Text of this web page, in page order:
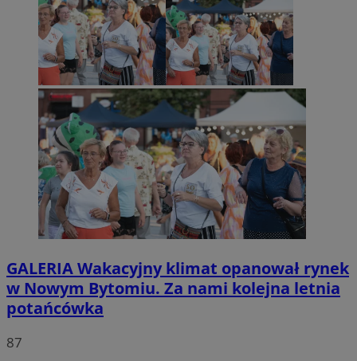
GALERIAWakacyjny klimat opanował rynek
w Nowym Bytomiu. Za nami kolejna letnia
potańcówka
87